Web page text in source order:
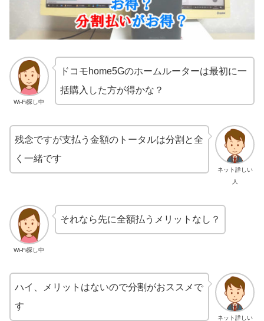
Wi-Fi探し中
ドコモhome5Gのホームルーターは最初に一
括購入した方が得かな？
ネット詳しい
人
残念ですが支払う金額のトータルは分割と全
く一緒です
Wi-Fi探し中
それなら先に全額払うメリットなし？
ネット詳しい
ハイ、メリットはないので分割がおススメで
す